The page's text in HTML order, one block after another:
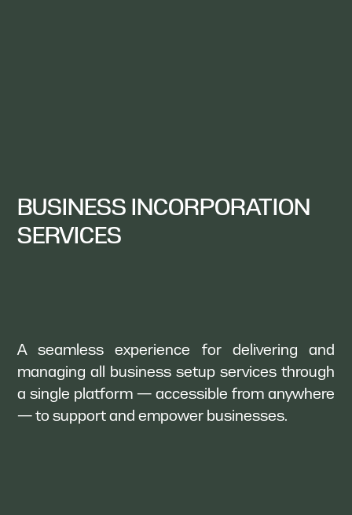
BUSINESS INCORPORATION
SERVICES
A seamless experience for delivering and
managing all business setup services through
a single platform — accessible from anywhere
— to support and empower businesses.